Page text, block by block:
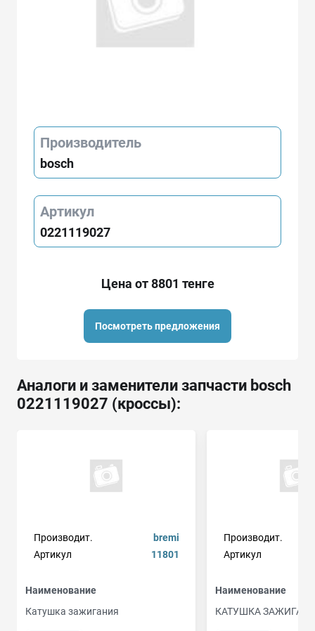
Производитель
bosch
Артикул
0221119027
Цена от 8801 тенге
Посмотреть предложения
Аналоги и заменители запчасти bosch
0221119027 (кроссы):
Производит.
bremi
Артикул
11801
Наименование
Катушка зажигания
Производит.
Артикул
Наименование
КАТУШКА